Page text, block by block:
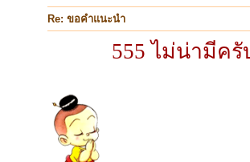
Re: ขอคำแนะนำ
555 ไม่น่ามีครั